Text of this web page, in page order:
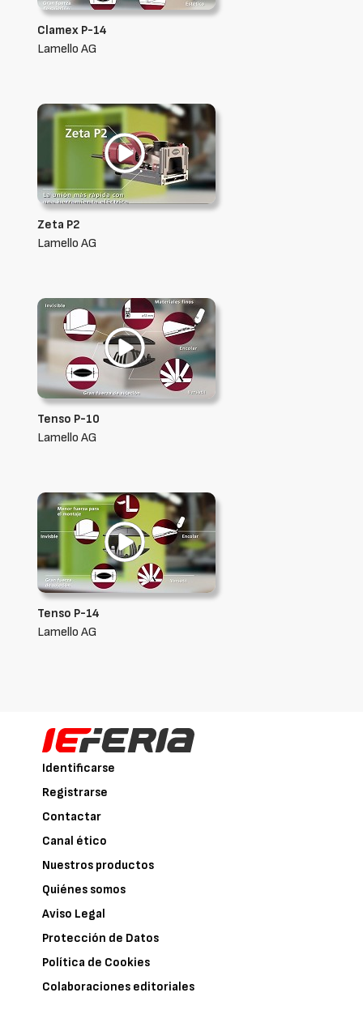
Clamex P-14
Lamello AG
Zeta P2
Lamello AG
Tenso P-10
Lamello AG
Tenso P-14
Lamello AG
Identificarse
Registrarse
Contactar
Canal ético
Nuestros productos
Quiénes somos
Aviso Legal
Protección de Datos
Política de Cookies
Colaboraciones editoriales